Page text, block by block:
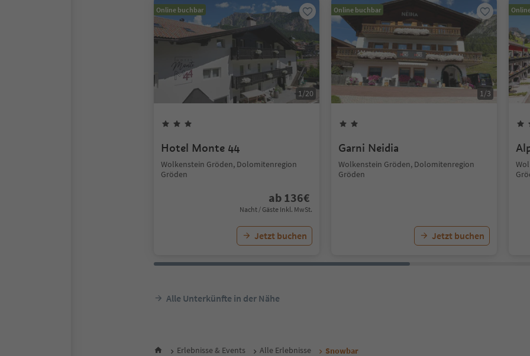
Online buchbar
1/20
Hotel Monte 44
Wolkenstein Gröden, Dolomitenregion
Gröden
ab 136€
Nacht / Gäste Inkl. MwSt.
Jetzt buchen
Online buchbar
1/3
Garni Neidia
Wolkenstein Gröden, Dolomitenregion
Gröden
Jetzt buchen
Alle Unterkünfte in der Nähe
Erlebnisse & Events Alle Erlebnisse Snowbar